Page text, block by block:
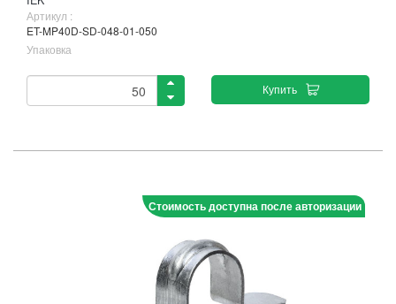
Артикул :
ET-MP40D-SD-048-01-050
Упаковка
Купить
Стоимость доступна после авторизации